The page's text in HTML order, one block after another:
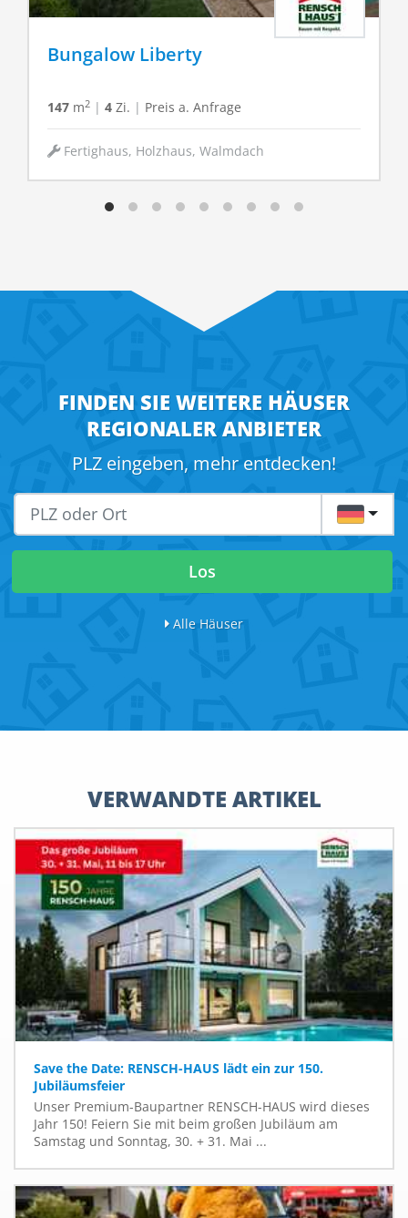
Bungalow Liberty
147 m2 | 4 Zi. | Preis a. Anfrage
Fertighaus, Holzhaus, Walmdach
FINDEN SIE WEITERE HÄUSER
REGIONALER ANBIETER
PLZ eingeben, mehr entdecken!
DE
Los
Alle Häuser
VERWANDTE ARTIKEL
Save the Date: RENSCH-HAUS lädt ein zur 150.
Jubiläumsfeier
Unser Premium-Baupartner RENSCH-HAUS wird dieses
Jahr 150! Feiern Sie mit beim großen Jubiläum am
Samstag und Sonntag, 30. + 31. Mai ...